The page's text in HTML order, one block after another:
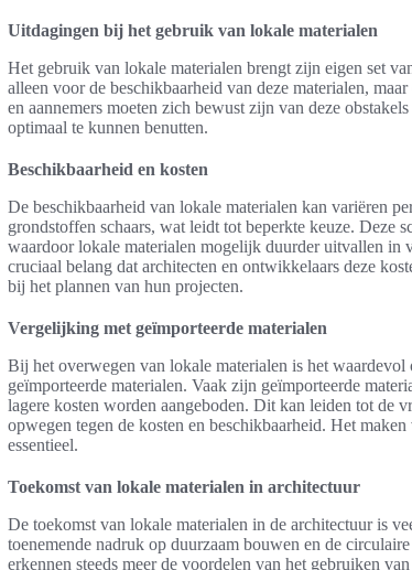
Uitdagingen bij het gebruik van lokale materialen
Het gebruik van lokale materialen brengt zijn eigen set
alleen voor de beschikbaarheid van deze materialen,
en aannemers moeten zich bewust zijn van deze
optimaal te kunnen benutten.
Beschikbaarheid en kosten
De beschikbaarheid van lokale materialen kan variëren
grondstoffen schaars, wat leidt tot beperkte keuze. Deze
waardoor lokale materialen mogelijk duurder uitvallen in
cruciaal belang dat architecten en ontwikkelaars deze
bij het plannen van hun projecten.
Vergelijking met geïmporteerde materialen
Bij het overwegen van lokale materialen is het
geïmporteerde materialen. Vaak zijn geïmporteerde
lagere kosten worden aangeboden. Dit kan leiden tot de
opwegen tegen de kosten en beschikbaarheid. Het
essentieel.
Toekomst van lokale materialen in architectuur
De toekomst van lokale materialen in de architectuur is
toenemende nadruk op duurzaam bouwen en de
erkennen steeds meer de voordelen van het gebruiken